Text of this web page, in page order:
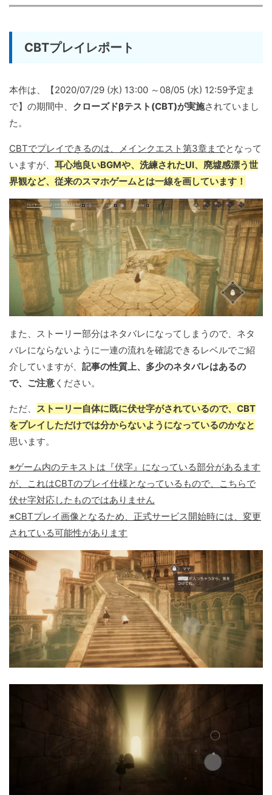
CBTプレイレポート
本作は、【2020/07/29 (水) 13:00 ～08/05 (水) 12:59予定ま
で】の期間中、 クローズドβテスト(CBT)が実施されていまし
た。
CBTでプレイできるのは、メインクエスト第3章までとなって
いますが、 耳心地良いBGMや、洗練されたUI、廃墟感漂う世
界観など、従来のスマホゲームとは一線を画しています！
また、ストーリー部分はネタバレになってしまうので、ネタ
バレにならないように一連の流れを確認できるレベルでご紹
介していますが、 記事の性質上、多少のネタバレはあるの
で、ご注意 ください。
ただ、 ストーリー自体に既に伏せ字がされているので、CBT
をプレイしただけでは分からないようになっているのかなと
思います。
※ゲーム内のテキストは『伏字』になっている部分があるます
が、これはCBTのプレイ仕様となっているもので、こちらで
伏せ字対応したものではありません
※CBTプレイ画像となるため、正式サービス開始時には、変更
されている可能性があります